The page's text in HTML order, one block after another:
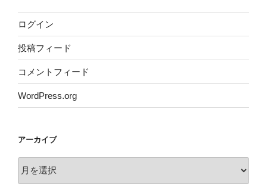
ログイン
投稿フィード
コメントフィード
WordPress.org
アーカイブ
ー